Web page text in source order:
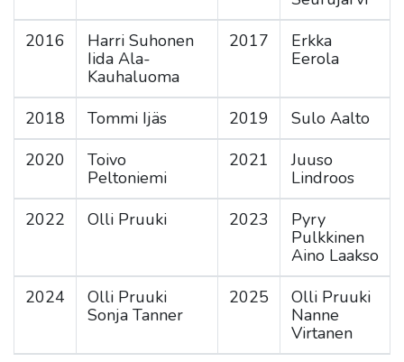
2016
Harri Suhonen
Iida Ala-
Kauhaluoma
2017
Erkka
Eerola
2018 Tommi Ijäs 2019
Sulo Aalto
2020
Toivo
Peltoniemi
2021
Juuso
Lindroos
2022
Olli Pruuki 2023
Pyry
Pulkkinen
Aino Laakso
2024
Olli Pruuki
Sonja Tanner
2025
Olli Pruuki
Nanne
Virtanen